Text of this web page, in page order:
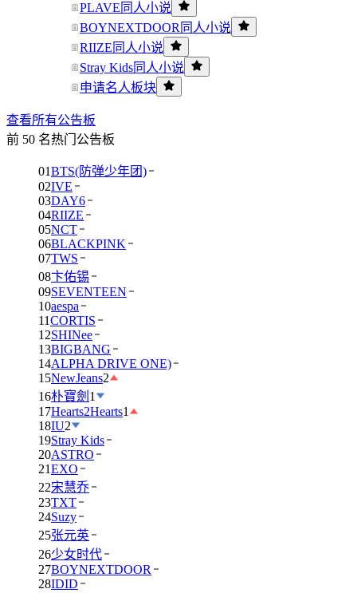
PLAVE同人小说
BOYNEXTDOOR同人小说
RIIZE同人小说
Stray Kids同人小说
申请名人板块
查看所有公告板
前 50 名热门公告板
01BTS(防弹少年团)
02IVE
03DAY6
04RIIZE
05NCT
06BLACKPINK
07TWS
08卞佑锡
09SEVENTEEN
10aespa
11CORTIS
12SHINee
13BIGBANG
14ALPHA DRIVE ONE)
15NewJeans2
16朴寶劍 1
17Hearts2Hearts1
18IU2
19Stray Kids
20ASTRO
21EXO
22宋慧乔
23TXT
24Suzy
25张元英
26少女时代
27BOYNEXTDOOR
28IDID